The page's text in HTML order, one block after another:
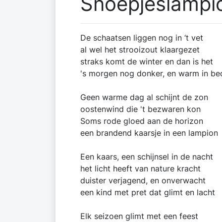
De schaatsen liggen nog in ‘t vet
al wel het strooizout klaargezet
straks komt de winter en dan is het
's morgen nog donker, en warm in
Geen warme dag al schijnt de zon
oostenwind die 't bezwaren kon
Soms rode gloed aan de horizon
een brandend kaarsje in een lampion
Een kaars, een schijnsel in de nacht
het licht heeft van nature kracht
duister verjagend, en onverwacht
een kind met pret dat glimt en lacht
Elk seizoen glimt met een feest